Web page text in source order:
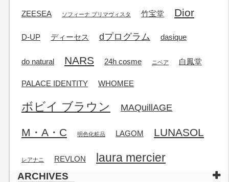
ZEESEA ソフィーナ プリマヴィスタ 竹宝堂 Dior
D-UP ディーセス dプログラム dasique
do natural NARS 24h cosme ニベア 白鳳堂
PALACE IDENTITY WHOMEE
ボビイ ブラウン MAQuillAGE
M・A・C 明色化粧品 LAGOM LUNASOL
レアナニ REVLON laura mercier
ARCHIVES